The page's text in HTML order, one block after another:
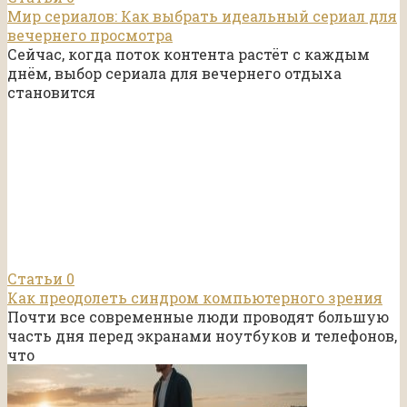
Мир сериалов: Как выбрать идеальный сериал для
вечернего просмотра
Сейчас, когда поток контента растёт с каждым
днём, выбор сериала для вечернего отдыха
становится
Статьи 0
Как преодолеть синдром компьютерного зрения
Почти все современные люди проводят большую
часть дня перед экранами ноутбуков и телефонов,
что